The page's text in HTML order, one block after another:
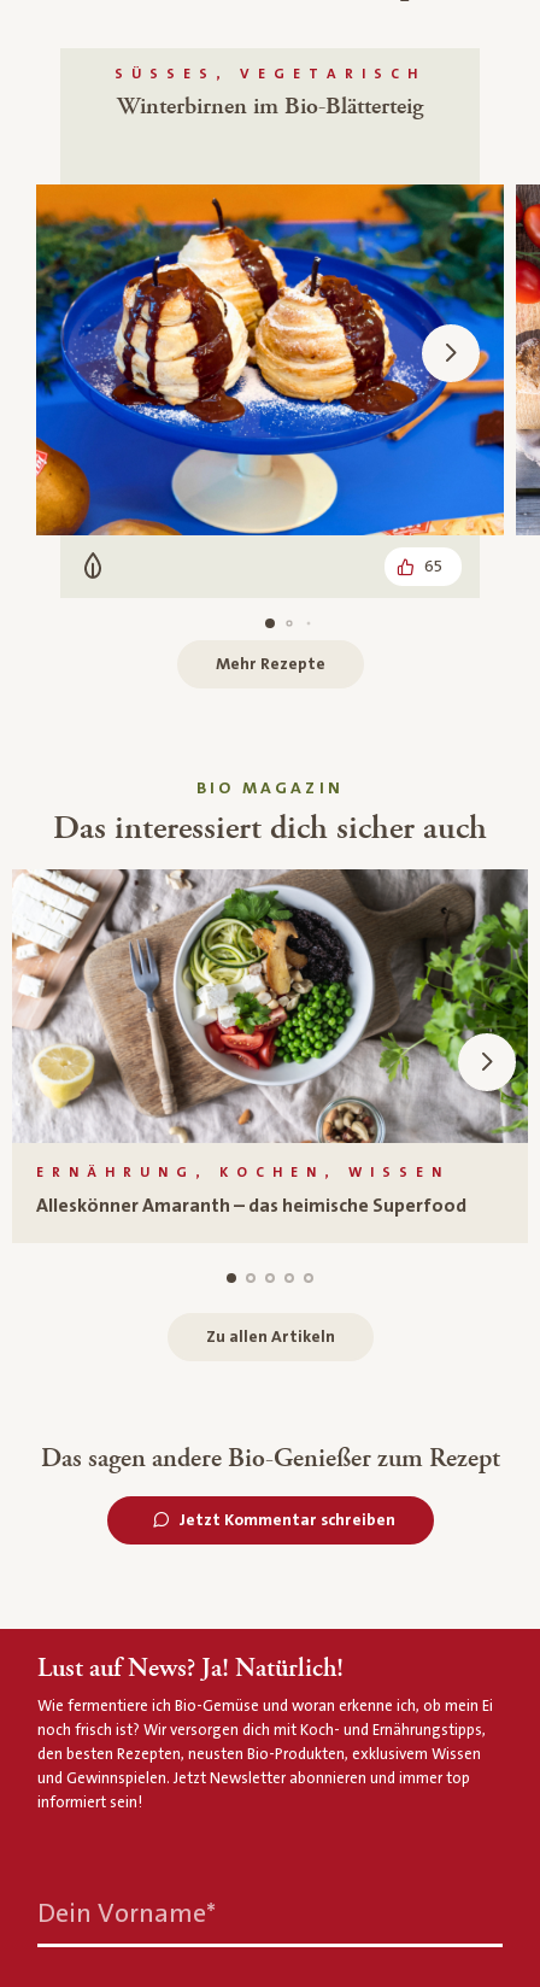
SÜSSES, VEGETARISCH
Winterbirnen im Bio-Blätterteig
Vegetarisch 65
Mehr Rezepte
BIO MAGAZIN
Das interessiert dich sicher auch
ERNÄHRUNG, KOCHEN, WISSEN
Alleskönner Amaranth – das heimische Superfood
Zu allen Artikeln
Das sagen andere Bio-Genießer zum Rezept
Jetzt Kommentar schreiben
Lust auf News? Ja! Natürlich!
Wie fermentiere ich Bio-Gemüse und woran erkenne ich, ob mein Ei
noch frisch ist? Wir versorgen dich mit Koch- und Ernährungstipps,
den besten Rezepten, neusten Bio-Produkten, exklusivem Wissen
und Gewinnspielen. Jetzt Newsletter abonnieren und immer top
informiert sein!
Dein Vorname*